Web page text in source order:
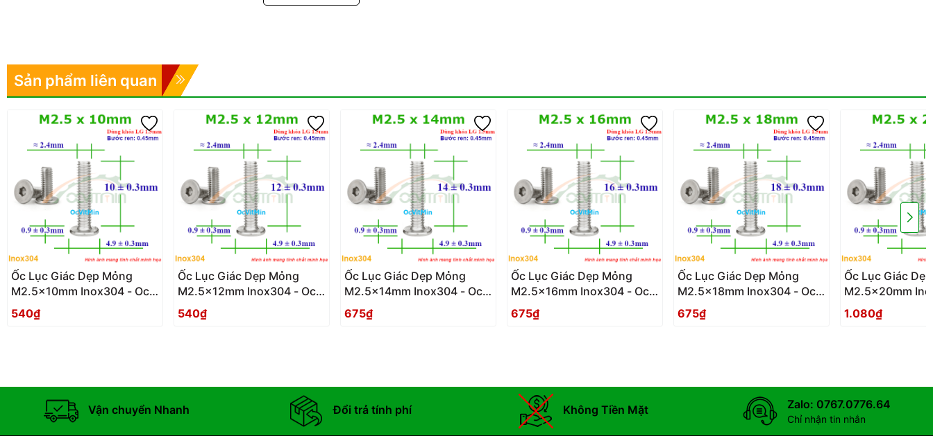
Sản phẩm liên quan
Ốc Lục Giác Dẹp Mỏng
M2.5x10mm Inox304 - Oc
Luc Giac Dep Mong
540₫
Ốc Lục Giác Dẹp Mỏng
M2.5x12mm Inox304 - Oc
Luc Giac Dep Mong
540₫
Ốc Lục Giác Dẹp Mỏng
M2.5x14mm Inox304 - Oc
Luc Giac Dep Mong
675₫
Ốc Lục Giác Dẹp Mỏng
M2.5x16mm Inox304 - Oc
Luc Giac Dep Mong
675₫
Ốc Lục Giác Dẹp Mỏng
M2.5x18mm Inox304 - Oc
Luc Giac Dep Mong
675₫
Ốc Lục Giác
M2.5x20mm
Luc Giac Dep
1.080₫
Vận chuyển Nhanh Đổi trả tính phí Không Tiền Mặt Zalo: 0767.0776.64
Chỉ nhận tin nhắn